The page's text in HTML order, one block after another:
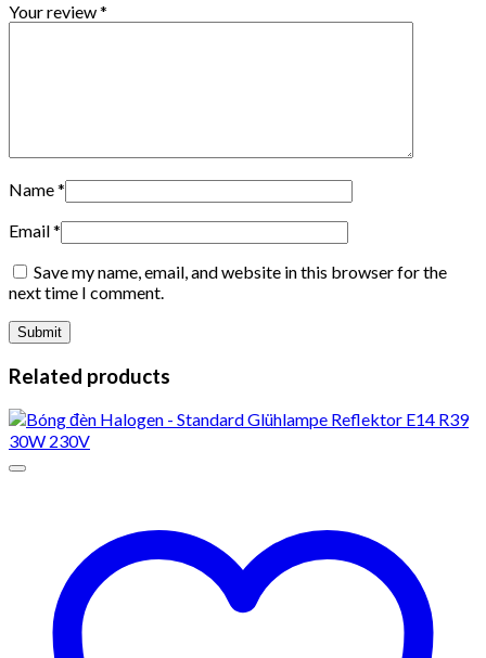
Your review*
Name*
Email*
Save my name, email, and website in this browser for the
next time I comment.
Related products